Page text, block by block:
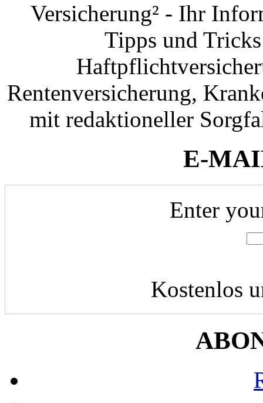
Versicherung² - Ihr
Tipps und
Rentenversicherung,
mit redaktioneller
E-
Enter
Kostenlos